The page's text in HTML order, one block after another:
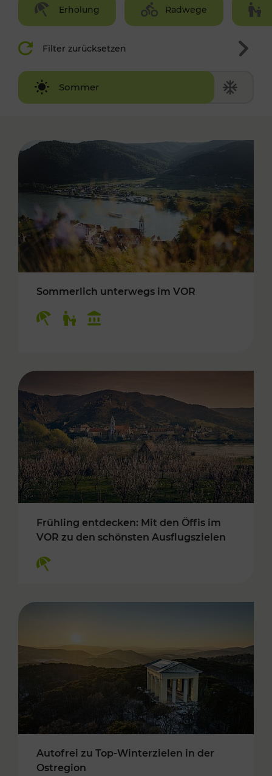
Erholung Radwege
Filter zurücksetzen
Sommer
Winter
Sommerlich unterwegs im VOR
Frühling entdecken: Mit den Öffis im
VOR zu den schönsten Ausflugszielen
Autofrei zu Top-Winterzielen in der
Ostregion